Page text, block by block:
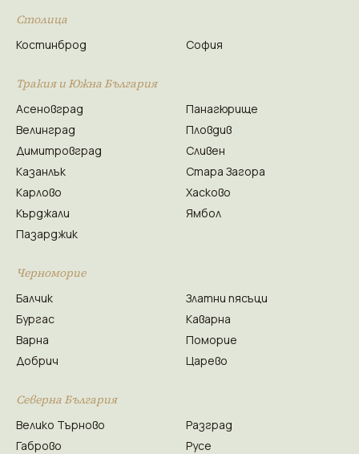
Столица
Костинброд София
Тракия и Южна България
Асеновград
Велинград
Димитровград
Казанлък
Карлово
Кърджали
Пазарджик
Панагюрище
Пловдив
Сливен
Стара Загора
Хасково
Ямбол
Черноморие
Балчик
Бургас
Варна
Добрич
Златни пясъци
Каварна
Поморие
Царево
Северна България
Велико Търново
Габрово
Разград
Русе